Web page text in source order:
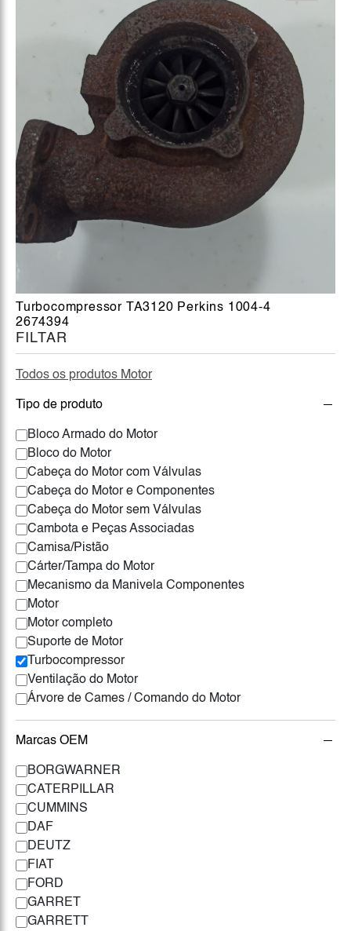
FILTAR
Todos os produtos Motor
Tipo de produto
Bloco Armado do Motor
Bloco do Motor
Cabeça do Motor com Válvulas
Cabeça do Motor e Componentes
Cabeça do Motor sem Válvulas
Cambota e Peças Associadas
Camisa/Pistão
Cárter/Tampa do Motor
Mecanismo da Manivela Componentes
Motor
Motor completo
Suporte de Motor
Turbocompressor
Ventilação do Motor
Árvore de Cames / Comando do Motor
Marcas OEM
BORGWARNER
CATERPILLAR
CUMMINS
DAF
DEUTZ
FIAT
FORD
GARRET
GARRETT
Turbocompressor TA3120 Perkins 1004-4
2674394